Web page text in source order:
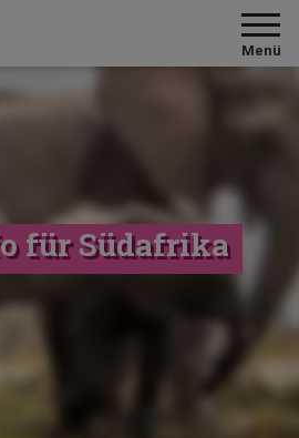
Menü
für Südafrika